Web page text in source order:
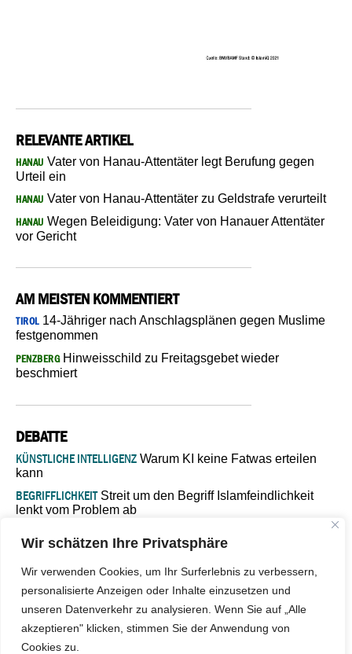
Wir schätzen Ihre Privatsphäre
Wir verwenden Cookies, um Ihr Surferlebnis zu verbessern,
personalisierte Anzeigen oder Inhalte einzusetzen und
unseren Datenverkehr zu analysieren. Wenn Sie auf „Alle
akzeptieren" klicken, stimmen Sie der Anwendung von
Cookies zu.
RELEVANTE ARTIKEL
HANAU Vater von Hanau-Attentäter legt Berufung gegen
Urteil ein
HANAU Vater von Hanau-Attentäter zu Geldstrafe verurteilt
HANAU Wegen Beleidigung: Vater von Hanauer Attentäter
vor Gericht
AM MEISTEN KOMMENTIERT
TIROL14-Jähriger nach Anschlagsplänen gegen Muslime
festgenommen
PENZBERGHinweisschild zu Freitagsgebet wieder
beschmiert
DEBATTE
KÜNSTLICHE INTELLIGENZ Warum KI keine Fatwas erteilen
kann
BEGRIFFLICHKEITStreit um den Begriff Islamfeindlichkeit
lenkt vom Problem ab
Verantwortung bleibt“
ISLAMISCHE FAKULTÄT IN MÜNSTEREine kritische Schwelle für
die deutsche Religionspolitik
GASTBEITRAGWarum die muslimische Welt eine neue